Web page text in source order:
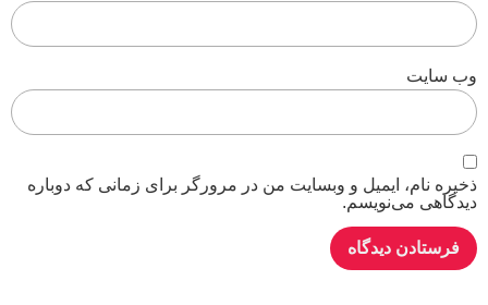
وب‌ سایت
ذخیره نام، ایمیل و وبسایت من در مرورگر برای زمانی که دوباره
دیدگاهی می‌نویسم.